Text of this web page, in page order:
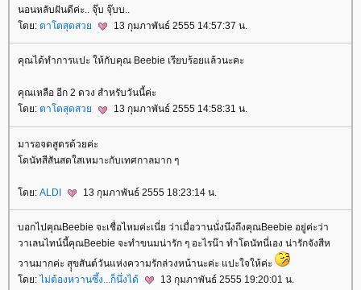
นอนหลับฝันดีค่ะ.. จุ๊บ จุ๊บบ..
ดย: ตาโตสุดสว 13 กุมภาพันธ์ 2555 14:57:37 น.
คุณได้ทำการแปะ ให้กับคุณ Beebie เรียบร้อยแล้วนะคะ
คุณเหลือ อีก 2 ดวง สำหรับวันนี้ค่ะ
ดย: ตาโตสุดสว 13 กุมภาพันธ์ 2555 14:58:31 น.
มารอจดสูตรด้วยค่ะ
ดนัทสีสันสดใสเหมาะกับเทศกาลมาก ๆ
ดย: ALDI 13 กุมภาพันธ์ 2555 18:23:14 น.
บอกไปคุณBeebie จะเชื่อไหมค่ะเนี่ย ว่าเมื่อวานนั่งนึงถึงคุณBeebie อยู่ค่ะว่า
วาเลนไทน์นี้คุณBeebie จะทำขนมน่ารัก ๆ อะไรน๊า ทำโดนัทนี่เอง น่ารักจังสีห
วานมากค่ะ สุุขสันต์วันแห่งความรักล่วงหน้านะค่ะ แปะใจให้ค่ะ
ดย: ไม่ต้องหวานซึ้ง...ก็นึ่งได้ 13 กุมภาพันธ์ 2555 19:20:01 น.